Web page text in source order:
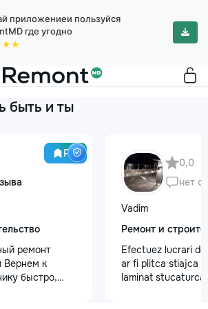
приложениеи пользуйся
где угодно
быть и ты
Pro
ремонт
Вернем к
быстро,
0,0
нет
Vadim
Ремонт и
Efectuez lucrari
ar fi plitca stiajca
laminat